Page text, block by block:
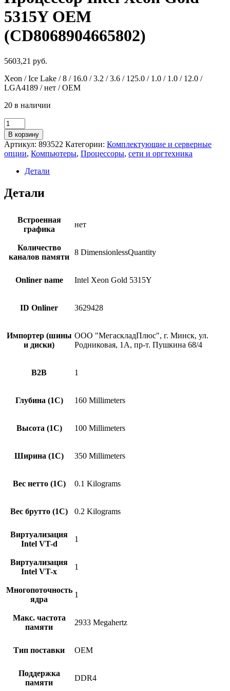
5315Y OEM
(CD8068904665802)
5603,21 руб.
Xeon / Ice Lake / 8 / 16.0 / 3.2 / 3.6 / 125.0 / 1.0 / 1.0 / 12.0 /
LGA4189 / нет / OEM
20 в наличии
Количество
товара
Процессор
Intel
Xeon
Gold
5315Y
OEM
(CD8068904665802)
В корзину
Артикул: 893522 Категории: Комплектующие и серверные
опции, Компьютеры, Процессоры, сети и оргтехника
Детали
Детали
Встроенная
графика
нет
Количество
каналов памяти
8 DimensionlessQuantity
Onliner name Intel Xeon Gold 5315Y
ID Onliner 3629428
Импортер (шины
и диски)
ООО "МегаскладПлюс", г. Минск, ул.
Родниковая, 1А, пр-т. Пушкина 68/4
B2B 1
Глубина (1С) 160 Millimeters
Высота (1С) 100 Millimeters
Ширина (1С) 350 Millimeters
Вес нетто (1С) 0.1 Kilograms
Вес брутто (1С) 0.2 Kilograms
Виртуализация
Intel VT-d
1
Виртуализация
Intel VT-x
1
Многопоточность
ядра
1
Макс. частота
памяти
2933 Megahertz
Тип поставки OEM
Поддержка
памяти
DDR4